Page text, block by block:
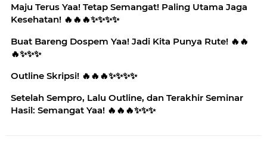
Maju Terus Yaa! Tetap Semangat! Paling Utama Jaga
Kesehatan! 🔥🔥🔥✨️✨️✨️✨️
Buat Bareng Dospem Yaa! Jadi Kita Punya Rute! 🔥🔥
🔥✨️✨️✨️
Outline Skripsi! 🔥🔥🔥✨️✨️✨️✨️
Setelah Sempro, Lalu Outline, dan Terakhir Seminar
Hasil: Semangat Yaa! 🔥🔥🔥✨️✨️✨️